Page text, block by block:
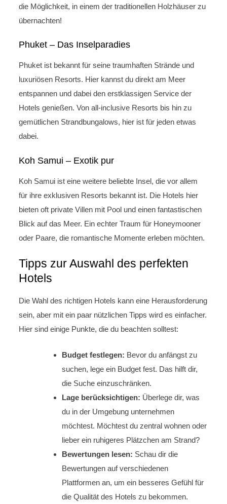
die Möglichkeit, in einem der traditionellen Holzhäuser zu
übernachten!
Phuket – Das Inselparadies
Phuket ist bekannt für seine traumhaften Strände und
luxuriösen Resorts. Hier kannst du direkt am Meer
entspannen und dabei den erstklassigen Service der
Hotels genießen. Von all-inclusive Resorts bis hin zu
gemütlichen Strandbungalows, hier ist für jeden etwas
dabei.
Koh Samui – Exotik pur
Koh Samui ist eine weitere beliebte Insel, die vor allem
für ihre exklusiven Resorts bekannt ist. Die Hotels hier
bieten oft private Villen mit Pool und einen fantastischen
Blick auf das Meer. Ein echter Traum für Honeymooner
oder Paare, die romantische Momente erleben möchten.
Tipps zur Auswahl des perfekten
Hotels
Die Wahl des richtigen Hotels kann eine Herausforderung
sein, aber mit ein paar nützlichen Tipps wird es einfacher.
Hier sind einige Punkte, die du beachten solltest:
Budget festlegen: Bevor du anfängst zu
suchen, lege ein Budget fest. Das hilft dir,
die Suche einzuschränken.
Lage berücksichtigen: Überlege dir, was
du in der Umgebung unternehmen
möchtest. Möchtest du zentral wohnen oder
lieber ein ruhigeres Plätzchen am Strand?
Bewertungen lesen: Schau dir die
Bewertungen auf verschiedenen
Plattformen an, um ein besseres Gefühl für
die Qualität des Hotels zu bekommen.